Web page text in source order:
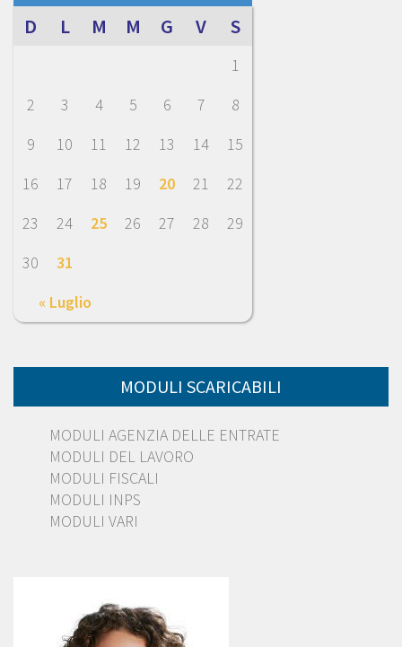
D L M M G V S
« Luglio
1
2
3 4 5 6 7
8
9
10 11 12 13 14
15
16
17 18 19 20 21
22
23
24 25 26 27 28
29
30
31
MODULI SCARICABILI
MODULI AGENZIA DELLE ENTRATE
MODULI DEL LAVORO
MODULI FISCALI
MODULI INPS
MODULI VARI